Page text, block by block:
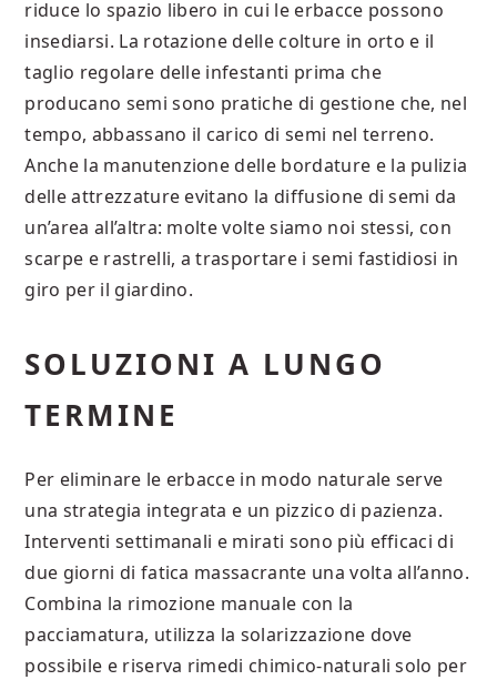
riduce lo spazio libero in cui le erbacce possono
insediarsi. La rotazione delle colture in orto e il
taglio regolare delle infestanti prima che
producano semi sono pratiche di gestione che, nel
tempo, abbassano il carico di semi nel terreno.
Anche la manutenzione delle bordature e la pulizia
delle attrezzature evitano la diffusione di semi da
un’area all’altra: molte volte siamo noi stessi, con
scarpe e rastrelli, a trasportare i semi fastidiosi in
giro per il giardino.
SOLUZIONI A LUNGO
TERMINE
Per eliminare le erbacce in modo naturale serve
una strategia integrata e un pizzico di pazienza.
Interventi settimanali e mirati sono più efficaci di
due giorni di fatica massacrante una volta all’anno.
Combina la rimozione manuale con la
pacciamatura, utilizza la solarizzazione dove
possibile e riserva rimedi chimico-naturali solo per